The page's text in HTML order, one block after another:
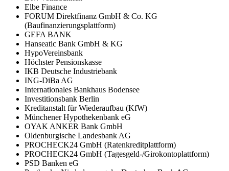
Elbe Finance
FORUM Direktfinanz GmbH & Co. KG
(Baufinanzierungsplattform)
GEFA BANK
Hanseatic Bank GmbH & KG
HypoVereinsbank
Höchster Pensionskasse
IKB Deutsche Industriebank
ING-DiBa AG
Internationales Bankhaus Bodensee
Investitionsbank Berlin
Kreditanstalt für Wiederaufbau (KfW)
Münchener Hypothekenbank eG
OYAK ANKER Bank GmbH
Oldenburgische Landesbank AG
PROCHECK24 GmbH (Ratenkreditplattform)
PROCHECK24 GmbH (Tagesgeld-/Girokontoplattform)
PSD Banken eG